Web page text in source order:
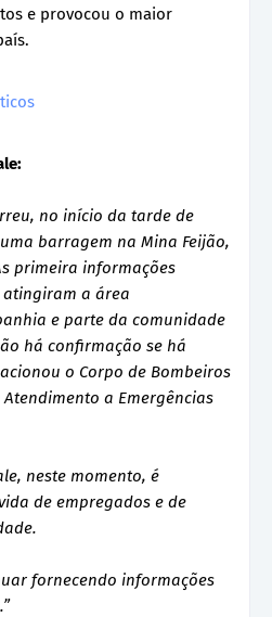
e provocou o maior
no início da tarde de
barragem na Mina Feijão,
primeira informações
a área
e parte da comunidade
há confirmação se há
o Corpo de Bombeiros
a Emergências
neste momento, é
de empregados e de
fornecendo informações